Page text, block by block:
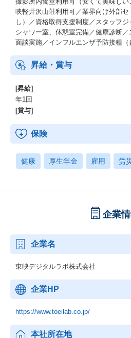
映軽井沢山荘利用可／業界向け外部
し）／資格取得支援制度／スタッフ
シャワー室、休憩室完備／健康診断
面談実施／インフルエンザ予防接種（
昇給・賞与
[昇給]
年1回
[賞与]
保険
健康 厚生年金 雇用 労
企業
企業名
東映デジタルラボ株式会社
企業HP
https://www.toeilab.co.jp/
本社所在地